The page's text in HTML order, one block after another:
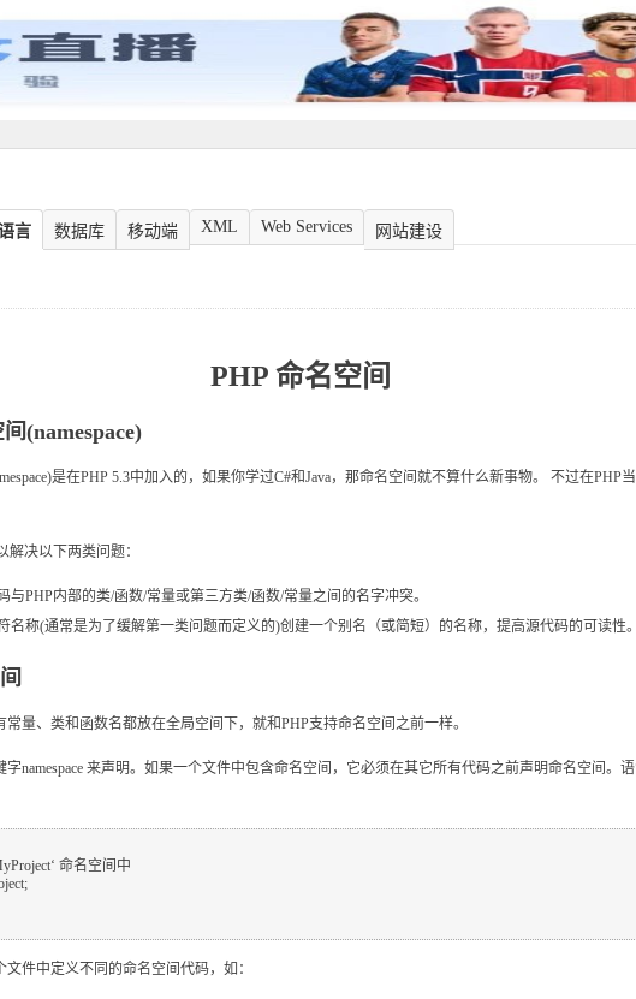
言 数据库 移动端 XML Web Services 网站建设
PHP 命名空间
(namespace)
是在PHP 5.3中加入的，如果你学过C#和Java，那命名空间就不算什么新事物。 不过在PHP
解决以下两类问题：
与PHP内部的类/函数/常量或第三方类/函数/常量之间的名字冲突。
名称(通常是为了缓解第一类问题而定义的)创建一个别名（或简短）的名称，提高源代码的可读性。
常量、类和函数名都放在全局空间下，就和PHP支持命名空间之前一样。
字namespace 来声明。如果一个文件中包含命名空间，它必须在其它所有代码之前声明命名空间。
命名空间中
件中定义不同的命名空间代码，如：